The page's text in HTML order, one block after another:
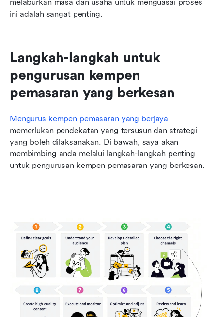
melaburkan masa dan usaha untuk menguasai proses
ini adalah sangat penting.
Langkah-langkah untuk
pengurusan kempen
pemasaran yang berkesan
Mengurus kempen pemasaran yang berjaya
memerlukan pendekatan yang tersusun dan strategi
yang boleh dilaksanakan. Di bawah, saya akan
membimbing anda melalui langkah-langkah penting
untuk pengurusan kempen pemasaran yang berkesan.